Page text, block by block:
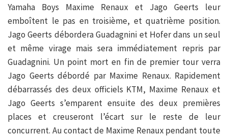
Yamaha Boys Maxime Renaux et Jago Geerts leur
emboîtent le pas en troisième, et quatrième position.
Jago Geerts débordera Guadagnini et Hofer dans un seul
et même virage mais sera immédiatement repris par
Guadagnini. Un point mort en fin de premier tour verra
Jago Geerts débordé par Maxime Renaux. Rapidement
débarrassés des deux officiels KTM, Maxime Renaux et
Jago Geerts s’emparent ensuite des deux premières
places et creuseront l’écart sur le reste de leur
concurrent. Au contact de Maxime Renaux pendant toute